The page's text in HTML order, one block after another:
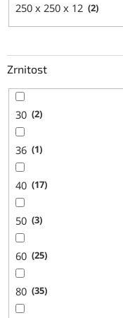
250 x 250 x 12 2
Zrnitost
30 2
36 1
40 17
50 3
60 25
80 35